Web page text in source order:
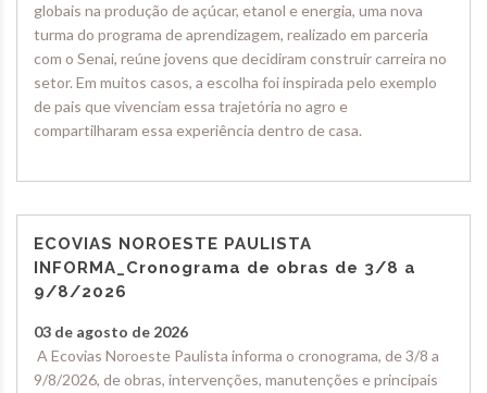
globais na produção de açúcar, etanol e energia, uma nova
turma do programa de aprendizagem, realizado em parceria
com o Senai, reúne jovens que decidiram construir carreira no
setor. Em muitos casos, a escolha foi inspirada pelo exemplo
de pais que vivenciam essa trajetória no agro e
compartilharam essa experiência dentro de casa.
ECOVIAS NOROESTE PAULISTA
INFORMA_Cronograma de obras de 3/8 a
9/8/2026
03 de agosto de 2026
A Ecovias Noroeste Paulista informa o cronograma, de 3/8 a
9/8/2026, de obras, intervenções, manutenções e principais